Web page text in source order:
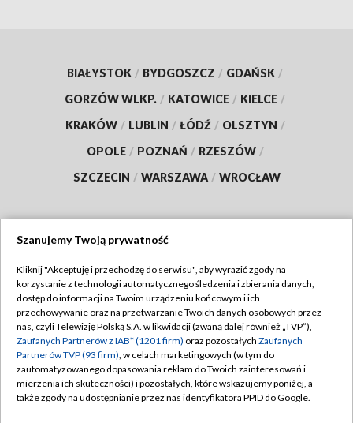
BIAŁYSTOK / BYDGOSZCZ / GDAŃSK /
GORZÓW WLKP. / KATOWICE / KIELCE /
KRAKÓW / LUBLIN / ŁÓDŹ / OLSZTYN /
OPOLE / POZNAŃ / RZESZÓW /
SZCZECIN / WARSZAWA / WROCŁAW
TVP
Abonament TVP
Emisja w TVP
Centrum informacji TVP
Naziemna Telewizja Cyfrowa
Regulamin TVP
Polityka prywatności
Moje zgody
Pomoc
Szanujemy Twoją prywatność
Kliknij "Akceptuję i przechodzę do serwisu", aby wyrazić zgody na
korzystanie z technologii automatycznego śledzenia i zbierania danych,
dostęp do informacji na Twoim urządzeniu końcowym i ich
przechowywanie oraz na przetwarzanie Twoich danych osobowych przez
nas, czyli Telewizję Polską S.A. w likwidacji (zwaną dalej również „TVP”),
Zaufanych Partnerów z IAB* (1201 firm) oraz pozostałych Zaufanych
Partnerów TVP (93 firm), w celach marketingowych (w tym do
zautomatyzowanego dopasowania reklam do Twoich zainteresowań i
mierzenia ich skuteczności) i pozostałych, które wskazujemy poniżej, a
także zgody na udostępnianie przez nas identyfikatora PPID do Google.